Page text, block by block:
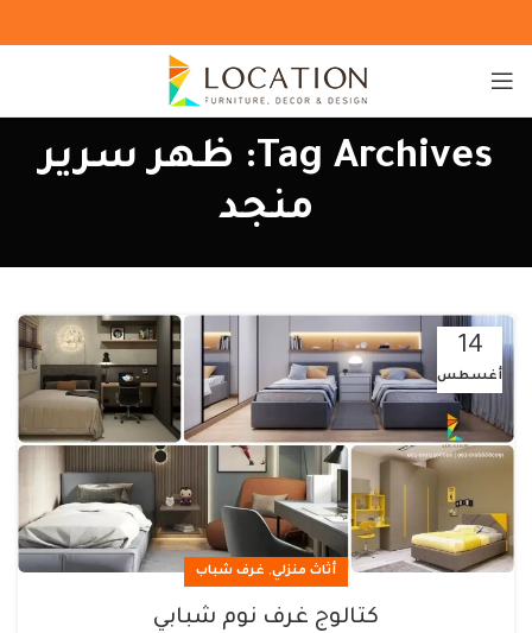
Tag Archives: ظهر سرير
منجد
14
أغسطس
أثاث منزلي, غرف شباب
كتالوج غرف نوم شبابي